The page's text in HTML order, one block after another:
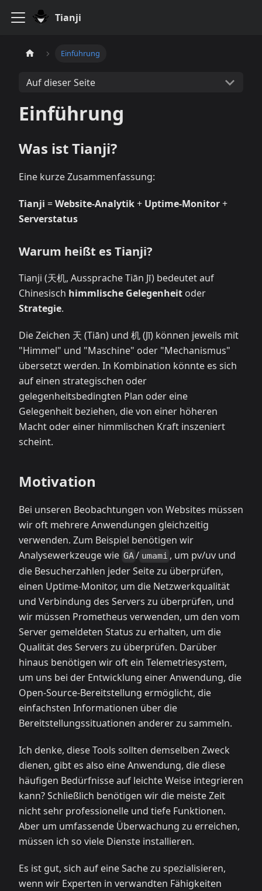
Tianji
Einführung
Auf dieser Seite
Einführung
Was ist Tianji?
Eine kurze Zusammenfassung:
Tianji =Website-Analytik+ Uptime-Monitor+
Serverstatus
Warum heißt es Tianji?
Tianji (天机, Aussprache Tiān Jī) bedeutet auf
Chinesisch himmlische Gelegenheit oder
Strategie.
Die Zeichen 天 (Tiān) und 机 (Jī) können jeweils mit
"Himmel" und "Maschine" oder "Mechanismus"
übersetzt werden. In Kombination könnte es sich
auf einen strategischen oder
gelegenheitsbedingten Plan oder eine
Gelegenheit beziehen, die von einer höheren
Macht oder einer himmlischen Kraft inszeniert
scheint.
Motivation
Bei unseren Beobachtungen von Websites müssen
wir oft mehrere Anwendungen gleichzeitig
verwenden. Zum Beispiel benötigen wir
Analysewerkzeuge wie GA/ umami , um pv/uv und
die Besucherzahlen jeder Seite zu überprüfen,
einen Uptime-Monitor, um die Netzwerkqualität
und Verbindung des Servers zu überprüfen, und
wir müssen Prometheus verwenden, um den vom
Server gemeldeten Status zu erhalten, um die
Qualität des Servers zu überprüfen. Darüber
hinaus benötigen wir oft ein Telemetriesystem,
um uns bei der Entwicklung einer Anwendung, die
Open-Source-Bereitstellung ermöglicht, die
einfachsten Informationen über die
Bereitstellungssituationen anderer zu sammeln.
Ich denke, diese Tools sollten demselben Zweck
dienen, gibt es also eine Anwendung, die diese
häufigen Bedürfnisse auf leichte Weise integrieren
kann? Schließlich benötigen wir die meiste Zeit
nicht sehr professionelle und tiefe Funktionen.
Aber um umfassende Überwachung zu erreichen,
müssen ich so viele Dienste installieren.
Es ist gut, sich auf eine Sache zu spezialisieren,
wenn wir Experten in verwandten Fähigkeiten